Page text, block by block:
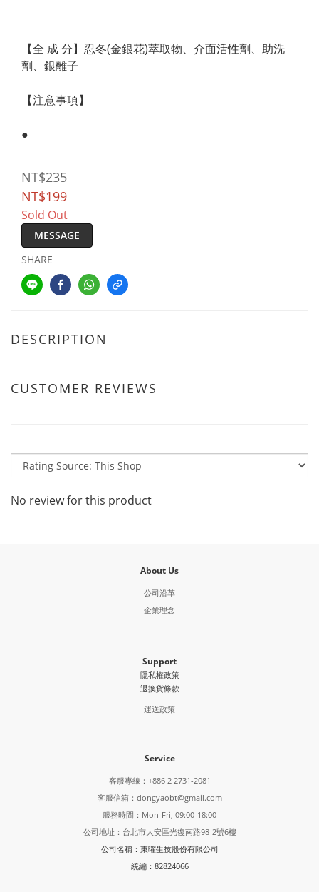
【全 成 分】忍冬(金銀花)萃取物、介面活性劑、助洗
劑、銀離子
【注意事項】
●
NT$235
NT$199
Sold Out
MESSAGE
SHARE
DESCRIPTION
CUSTOMER REVIEWS
No review for this product
About Us
公司沿革
企業理念
Support
隱私權政策
退換貨條款
運送政策
Service
客服專線：+886 2 2731-2081
客服信箱：dongyaobt@gmail.com
服務時間：Mon-Fri, 09:00-18:00
公司地址：台北市大安區光復南路98-2號6樓
公司名稱：東曜生技股份有限公司
統編：82824066